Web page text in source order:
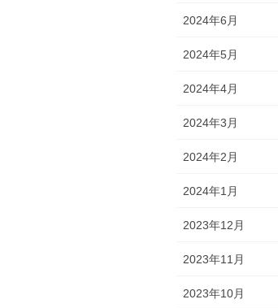
2024年6月
2024年5月
2024年4月
2024年3月
2024年2月
2024年1月
2023年12月
2023年11月
2023年10月